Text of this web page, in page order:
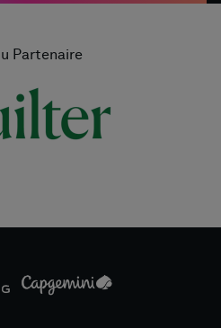
Partenaire